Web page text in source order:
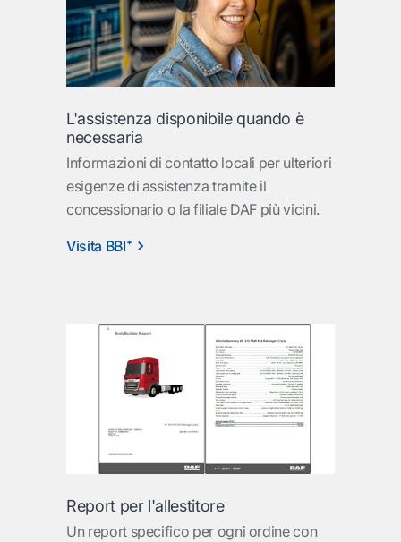
L'assistenza disponibile quando è
necessaria
Informazioni di contatto locali per ulteriori
esigenze di assistenza tramite il
concessionario o la filiale DAF più vicini.
Visita BBI⁺
Report per l'allestitore
Un report specifico per ogni ordine con